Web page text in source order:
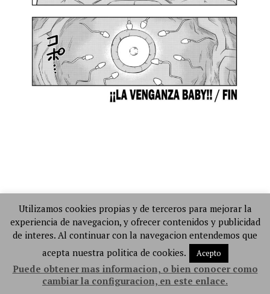
Utilizamos cookies propias y de terceros para mejorar la
experiencia de navegacion, y ofrecer contenidos y publicidad
de interes. Al continuar con la navegacion entendemos que
acepta nuestra politica de cookies.
Acepto
Puede obtener mas informacion, o bien conocer como
cambiar la configuracion, en este enlace.